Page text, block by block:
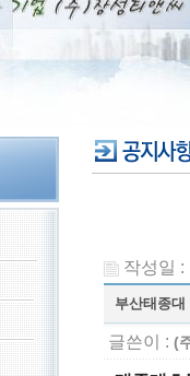
작성일 :
부산태종
글쓴이 : (